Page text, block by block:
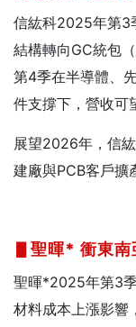
信紘科2025年第3
結構轉向GC統包
第4季在半導體、
件支撐下，營收可
展望2026年，信
建廠與PCB客戶擴
▋聖暉* 衝東南
聖暉*2025年第3
材料成本上漲影響